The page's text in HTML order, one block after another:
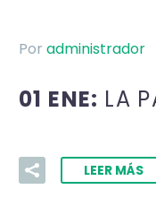
Por administrador
01 ENE: LA
LEER MÁS